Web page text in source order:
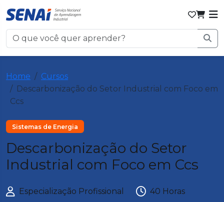
Home
Cursos
Descarbonização do Setor Industrial com Foco em
Ccs
Sistemas de Energia
Descarbonização do Setor
Industrial com Foco em Ccs
Especialização Profissional
40 Horas